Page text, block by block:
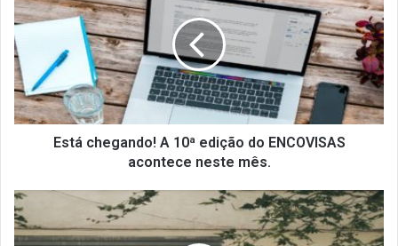
t
á
c
h
e
g
a
!
A
1
Está chegando! A 10ª edição do ENCOVISAS
acontece neste mês.
P
r
e